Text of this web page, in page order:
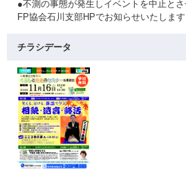
●不測の事態が発生しイベントを中止と
FP協会石川支部HPでお知らせいたします
チラシデータ